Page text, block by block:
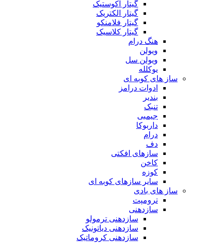
گیتار آکوستیک
گیتار الکتریک
گیتار فلامنکو
گیتار کلاسیک
هنگ درام
ویولن
ویولن سل
یوکلله
ساز های کوبه ای
ادوات درامز
بندیر
تنبک
جیمبی
داربوکا
درام
دف
سازهای افکتی
کاخن
کوزه
سایر سازهای کوبه ای
ساز های بادی
ترومپت
سازدهنی
سازدهنی ترمولو
سازدهنی دیاتونیک
سازدهنی کروماتیک